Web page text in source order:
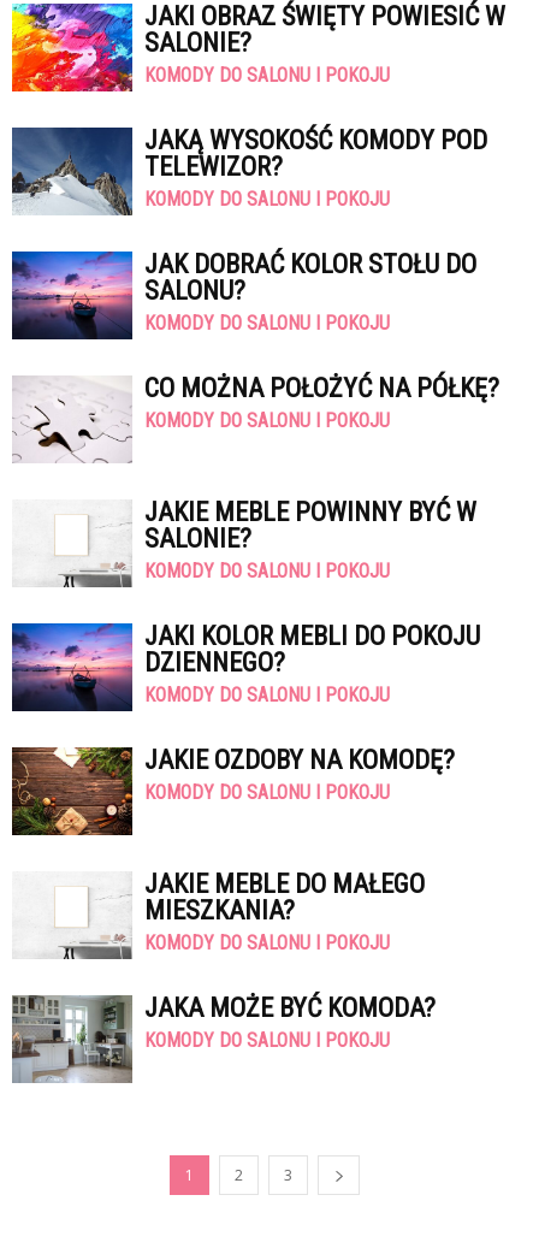
JAKI OBRAZ ŚWIĘTY POWIESIĆ W
SALONIE?
KOMODY DO SALONU I POKOJU
JAKĄ WYSOKOŚĆ KOMODY POD
TELEWIZOR?
KOMODY DO SALONU I POKOJU
JAK DOBRAĆ KOLOR STOŁU DO
SALONU?
KOMODY DO SALONU I POKOJU
CO MOŻNA POŁOŻYĆ NA PÓŁKĘ?
KOMODY DO SALONU I POKOJU
JAKIE MEBLE POWINNY BYĆ W
SALONIE?
KOMODY DO SALONU I POKOJU
JAKI KOLOR MEBLI DO POKOJU
DZIENNEGO?
KOMODY DO SALONU I POKOJU
JAKIE OZDOBY NA KOMODĘ?
KOMODY DO SALONU I POKOJU
JAKIE MEBLE DO MAŁEGO
MIESZKANIA?
KOMODY DO SALONU I POKOJU
JAKA MOŻE BYĆ KOMODA?
KOMODY DO SALONU I POKOJU
1 2 3